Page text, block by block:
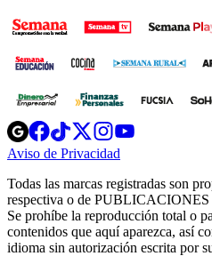
Opens
in
new
Opens
in
new
Opens
in
new
window
Opens
new
windowwindow
Aviso de Privacidad
new
window
Todas las marcas registradas son
respectiva o de
Se prohíbe la reproducción total o
contenidos que aquí aparezca, así
idioma sin autorización escrita por